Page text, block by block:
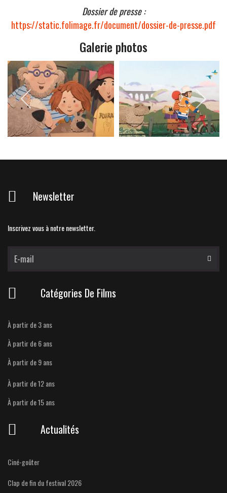
Dossier de presse :
https://static.folimage.fr/document/dossier-de-presse.pdf
Galerie photos
Newsletter
Inscrivez vous à notre newsletter.
Catégories De Films
À partir de 3 ans
À partir de 6 ans
À partir de 9 ans
À partir de 12 ans
À partir de 15 ans
Actualités
Ciné-goûter
Clap de fin du festival 2026